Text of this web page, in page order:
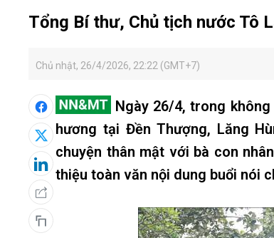
Tổng Bí thư, Chủ tịch nước Tô
Chủ nhật, 26/4/2026, 22:22 (GMT+7)
Ngày 26/4, trong
hương tại Đền Thượng, Lăng
chuyện thân mật với bà con
thiệu toàn văn nội dung buổi nói